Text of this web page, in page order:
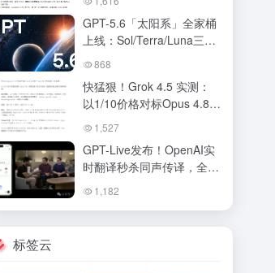
ChatGPT Work 全解读
GPT-5.6「太阳系」全家桶
上线：Sol/Terra/Luna三档
定价，ChatGPT与Codex合
Fable 5
868
快猛狠！Grok 4.5 实测：
以1/10价格对标Opus 4.8的
编程新王
1,527
GPT-Live发布！OpenAI实
时翻译秒杀同声传译，全双
工语音交互让ChatGPT变
身真人
1,182
标签云